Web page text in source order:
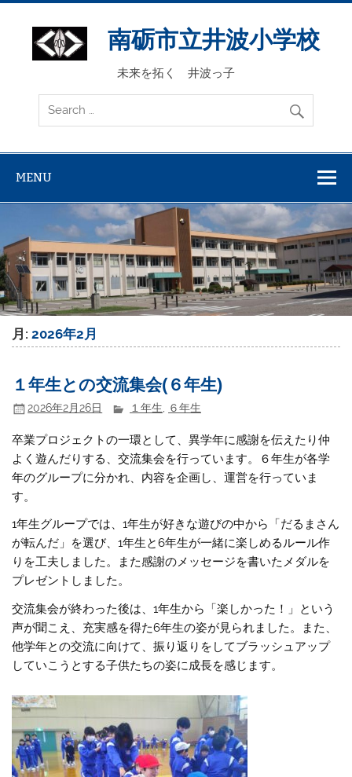
Skip
content
南砺市立井波小学校
未来を拓く 井波っ子
MENU
月:2026年2月
１年生との交流集会(６年生)
2026年2月26日 １年生 ６年生
卒業プロジェクトの一環として、異学年に感謝を伝えたり仲
よく遊んだりする、交流集会を行っています。６年生が各学
年のグループに分かれ、内容を企画し、運営を行っていま
す。
1年生グループでは、1年生が好きな遊びの中から「だるまさん
が転んだ」を選び、1年生と6年生が一緒に楽しめるルール作
りを工夫しました。また感謝のメッセージを書いたメダルを
プレゼントしました。
交流集会が終わった後は、1年生から「楽しかった！」という
声が聞こえ、充実感を得た6年生の姿が見られました。また、
他学年との交流に向けて、振り返りをしてブラッシュアップ
していこうとする子供たちの姿に成長を感じます。